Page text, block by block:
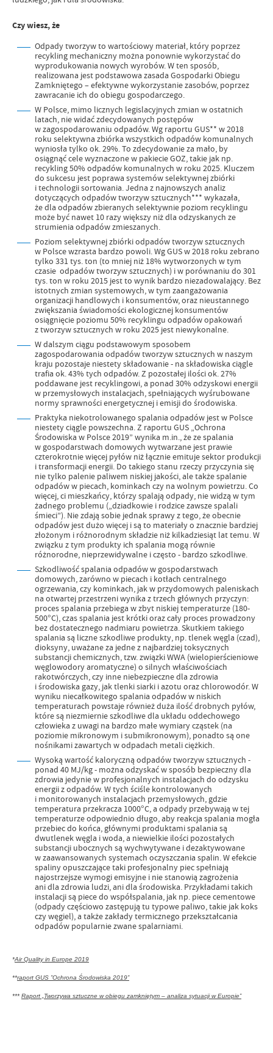
Czy wiesz, że
Odpady tworzyw to wartościowy materiał, który poprzez
recykling mechaniczny można ponownie wykorzystać do
wyprodukowania nowych wyrobów. W ten sposób,
realizowana jest podstawowa zasada Gospodarki Obiegu
Zamkniętego – efektywne wykorzystanie zasobów, poprzez
zawracanie ich do obiegu gospodarczego.
W Polsce, mimo licznych legislacyjnych zmian w ostatnich
latach, nie widać zdecydowanych postępów
w zagospodarowaniu odpadów. Wg raportu GUS** w 2018
roku selektywna zbiórka wszystkich odpadów komunalnych
wyniosła tylko ok. 29%. To zdecydowanie za mało, by
osiągnąć cele wyznaczone w pakiecie GOZ, takie jak np.
recykling 50% odpadów komunalnych w roku 2025. Kluczem
do sukcesu jest poprawa systemów selektywnej zbiórki
i technologii sortowania. Jedna z najnowszych analiz
dotyczących odpadów tworzyw sztucznych*** wykazała,
że dla odpadów zbieranych selektywnie poziom recyklingu
może być nawet 10 razy większy niż dla odzyskanych ze
strumienia odpadów zmieszanych.
Poziom selektywnej zbiórki odpadów tworzyw sztucznych
w Polsce wzrasta bardzo powoli. Wg GUS w 2018 roku zebrano
tylko 331 tys. ton (to mniej niż 18% wytworzonych w tym
czasie odpadów tworzyw sztucznych) i w porównaniu do 301
tys. ton w roku 2015 jest to wynik bardzo niezadowalający. Bez
istotnych zmian systemowych, w tym zaangażowania
organizacji handlowych i konsumentów, oraz nieustannego
zwiększania świadomości ekologicznej konsumentów
osiągnięcie poziomu 50% recyklingu odpadów opakowań
z tworzyw sztucznych w roku 2025 jest niewykonalne.
W dalszym ciągu podstawowym sposobem
zagospodarowania odpadów tworzyw sztucznych w naszym
kraju pozostaje niestety składowanie - na składowiska ciągle
trafia ok. 43% tych odpadów. Z pozostałej ilości ok. 27%
poddawane jest recyklingowi, a ponad 30% odzyskowi energii
w przemysłowych instalacjach, spełniających wyśrubowane
normy sprawności energetycznej i emisji do środowiska.
Praktyka niekotrolowanego spalania odpadów jest w Polsce
niestety ciągle powszechna. Z raportu GUS „Ochrona
Środowiska w Polsce 2019” wynika m.in., że ze spalania
w gospodarstwach domowych wytwarzane jest prawie
czterokrotnie więcej pyłów niż łącznie emituje sektor produkcji
i transformacji energii. Do takiego stanu rzeczy przyczynia się
nie tylko palenie paliwem niskiej jakości, ale także spalanie
odpadów w piecach, kominkach czy na wolnym powietrzu. Co
więcej, ci mieszkańcy, którzy spalają odpady, nie widzą w tym
żadnego problemu („dziadkowie i rodzice zawsze spalali
śmieci”). Nie zdają sobie jednak sprawy z tego, że obecnie
odpadów jest dużo więcej i są to materiały o znacznie bardziej
złożonym i różnorodnym składzie niż kilkadziesiąt lat temu. W
związku z tym produkty ich spalania mogą równie
różnorodne, nieprzewidywalne i często - bardzo szkodliwe.
Szkodliwość spalania odpadów w gospodarstwach
domowych, zarówno w piecach i kotłach centralnego
ogrzewania, czy kominkach, jak w przydomowych paleniskach
na otwartej przestrzeni wynika z trzech głównych przyczyn:
proces spalania przebiega w zbyt niskiej temperaturze (180-
500°C), czas spalania jest krótki oraz cały proces prowadzony
bez dostatecznego nadmiaru powietrza. Skutkiem takiego
spalania są liczne szkodliwe produkty, np. tlenek węgla (czad),
dioksyny, uważane za jedne z najbardziej toksycznych
substancji chemicznych, tzw. związki WWA (wielopierścieniowe
węglowodory aromatyczne) o silnych właściwościach
rakotwórczych, czy inne niebezpieczne dla zdrowia
i środowiska gazy, jak tlenki siarki i azotu oraz chlorowodór. W
wyniku niecałkowitego spalania odpadów w niskich
temperaturach powstaje również duża ilość drobnych pyłów,
które są niezmiernie szkodliwe dla układu oddechowego
człowieka z uwagi na bardzo małe wymiary cząstek (na
poziomie mikronowym i submikronowym), ponadto są one
nośnikami zawartych w odpadach metali ciężkich.
Wysoką wartość kaloryczną odpadów tworzyw sztucznych -
ponad 40 MJ/kg - można odzyskać w sposób bezpieczny dla
zdrowia jedynie w profesjonalnych instalacjach do odzysku
energii z odpadów. W tych ściśle kontrolowanych
i monitorowanych instalacjach przemysłowych, gdzie
temperatura przekracza 1000°C, a odpady przebywają w tej
temperaturze odpowiednio długo, aby reakcja spalania mogła
przebiec do końca, głównymi produktami spalania są
dwutlenek węgla i woda, a niewielkie ilości pozostałych
substancji ubocznych są wychwytywane i dezaktywowane
w zaawansowanych systemach oczyszczania spalin. W efekcie
spaliny opuszczające taki profesjonalny piec spełniają
najostrzejsze wymogi emisyjne i nie stanowią zagrożenia
ani dla zdrowia ludzi, ani dla środowiska. Przykładami takich
instalacji są piece do współspalania, jak np. piece cementowe
(odpady częściowo zastępują tu typowe paliwo, takie jak koks
czy węgiel), a także zakłady termicznego przekształcania
odpadów popularnie zwane spalarniami.
*Air Quality in Europe 2019
**raport GUS ”Ochrona Środowiska 2019”
*** Raport „Tworzywa sztuczne w obiegu zamkniętym – analiza sytuacji w Europie”